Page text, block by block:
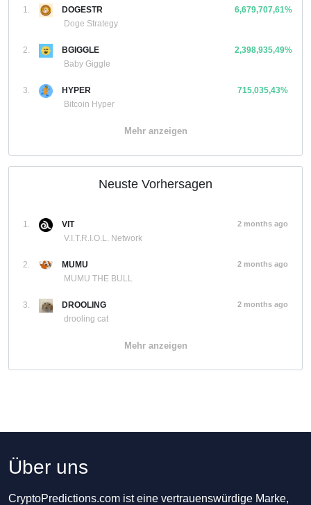
1.
DOGESTR
Doge Strategy
6,679,707,61%
2.
BGIGGLE
Baby Giggle
2,398,935,49%
3.
HYPER
Bitcoin Hyper
715,035,43%
Mehr anzeigen
Neuste Vorhersagen
1.
VIT
V.I.T.R.I.O.L. Network
2 months ago
2.
MUMU
MUMU THE BULL
2 months ago
3.
DROOLING
drooling cat
2 months ago
Mehr anzeigen
Über uns
CryptoPredictions.com ist eine vertrauenswürdige Marke,